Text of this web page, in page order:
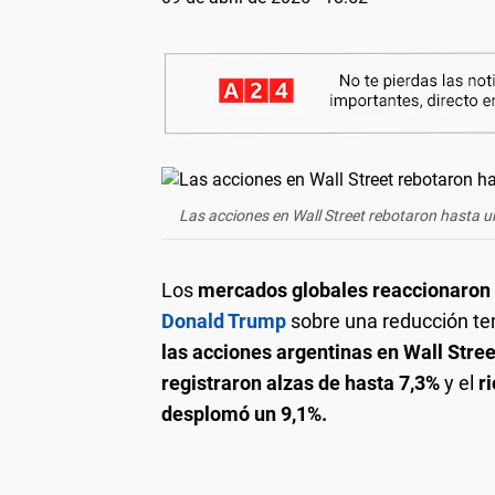
Las acciones en Wall Street rebotaron hasta
Los mercados globales
Donald Trump sobre una reducción
las acciones argentinas en Wall
registraron alzas de hasta 7,3%y el
desplomó un 9,1%.